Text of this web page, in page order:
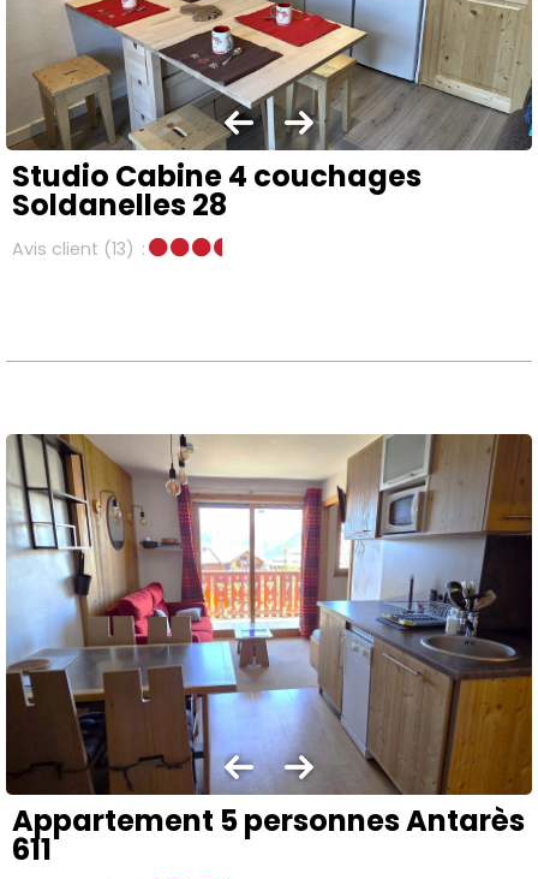
Studio Cabine 4 couchages
Soldanelles 28
Avis client (13)
Appartement 5 personnes Antarès
611